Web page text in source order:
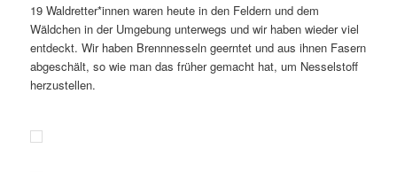
19 Waldretter*innen waren heute in den Feldern und dem
Wäldchen in der Umgebung unterwegs und wir haben wieder viel
entdeckt. Wir haben Brennnesseln geerntet und aus ihnen Fasern
abgeschält, so wie man das früher gemacht hat, um Nesselstoff
herzustellen.